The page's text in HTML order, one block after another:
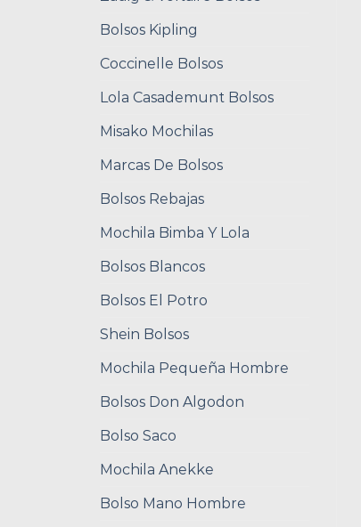
Bolsos Kipling
Coccinelle Bolsos
Lola Casademunt Bolsos
Misako Mochilas
Marcas De Bolsos
Bolsos Rebajas
Mochila Bimba Y Lola
Bolsos Blancos
Bolsos El Potro
Shein Bolsos
Mochila Pequeña Hombre
Bolsos Don Algodon
Bolso Saco
Mochila Anekke
Bolso Mano Hombre